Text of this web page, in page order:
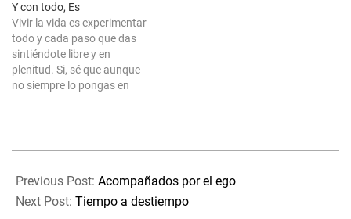
Y con todo, Es
Vivir la vida es experimentar
todo y cada paso que das
sintiéndote libre y en
plenitud. Si, sé que aunque
no siempre lo pongas en
si. Me atrevo a decirte que si
01-
26
Previous Post: Acompañados por el ego
Next Post: Tiempo a destiempo